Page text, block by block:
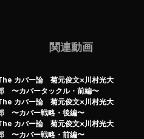
対談」企画が遂に実現！
やタックルの詳細解説はもと
アプローチ方法、カバーゲー
関連動画
カバー論 菊元俊文×川村光大
〜カバータックル・前編〜
カバー論 菊元俊文×川村光大
〜カバー戦略・後編〜
カバー論 菊元俊文×川村光大
〜カバー戦略・前編〜